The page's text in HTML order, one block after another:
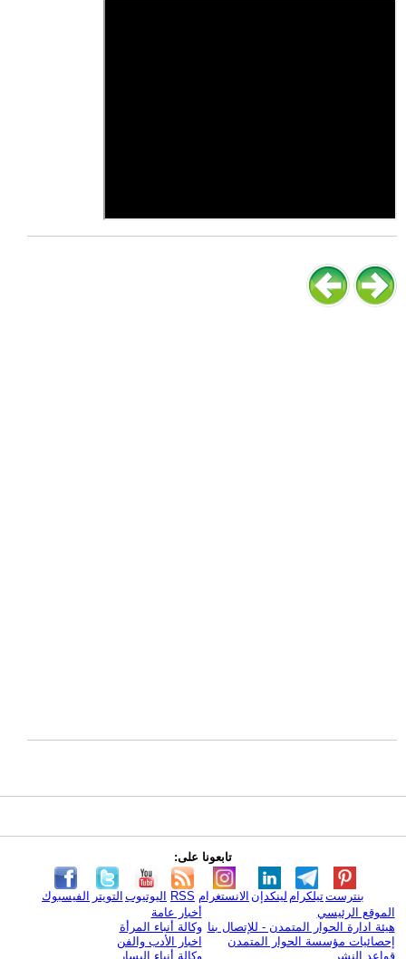
تابعونا على:
الفيسبوك التويتر اليوتيوب RSS الانستغرام لينكدإن تيلكرامبنترست
الموقع الرئيسي
هيئة ادارة الحوار المتمدن - للإتصال بنا
إحصائيات مؤسسة الحوار المتمدن
قواعد النشر
أخبار عامة
وكالة أنباء المرأة
اخبار الأدب والفن
وكالة أنباء اليسار